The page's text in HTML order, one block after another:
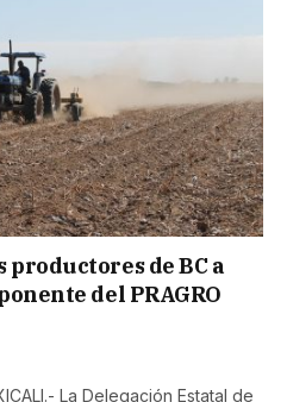
productores de BC a
del PRAGRO
La Delegación Estatal de